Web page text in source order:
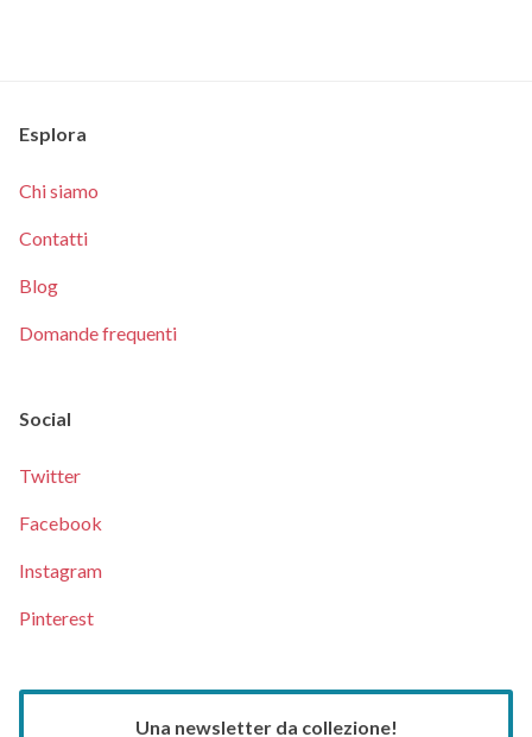
Esplora
Chi siamo
Contatti
Blog
Domande frequenti
Social
Twitter
Facebook
Instagram
Pinterest
Una newsletter da collezione!